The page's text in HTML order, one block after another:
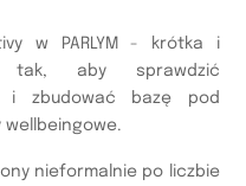
w PARLYM - krótka i
tak, aby sprawdzić
i zbudować bazę pod
wellbeingowe.
nieformalnie po liczbie